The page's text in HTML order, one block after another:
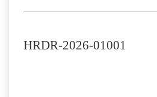
HRDR-2026-01001